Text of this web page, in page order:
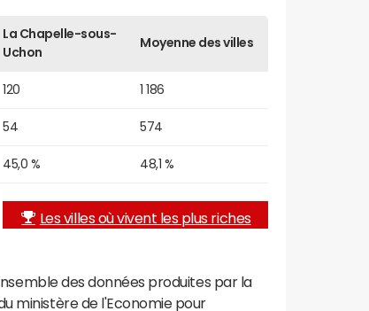
La Chapelle-sous-
Uchon
Moyenne des villes
120 1 186
54 574
45,0 % 48,1 %
Les villes où vivent les plus riches
des données produites par la
ministère de l'Economie pour